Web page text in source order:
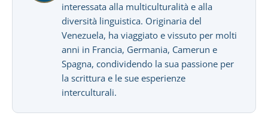
interessata alla multiculturalità e alla
diversità linguistica. Originaria del
Venezuela, ha viaggiato e vissuto per molti
anni in Francia, Germania, Camerun e
Spagna, condividendo la sua passione per
la scrittura e le sue esperienze
interculturali.